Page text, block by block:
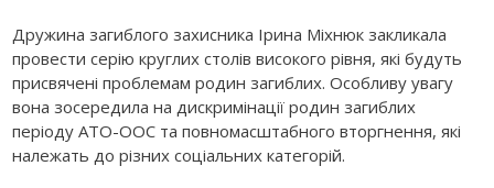
Дружина загиблого захисника Ірина Міхнюк закликала
провести серію круглих столів високого рівня, які будуть
присвячені проблемам родин загиблих. Особливу увагу
вона зосередила на дискримінації родин загиблих
періоду АТО-ООС та повномасштабного вторгнення, які
належать до різних соціальних категорій.